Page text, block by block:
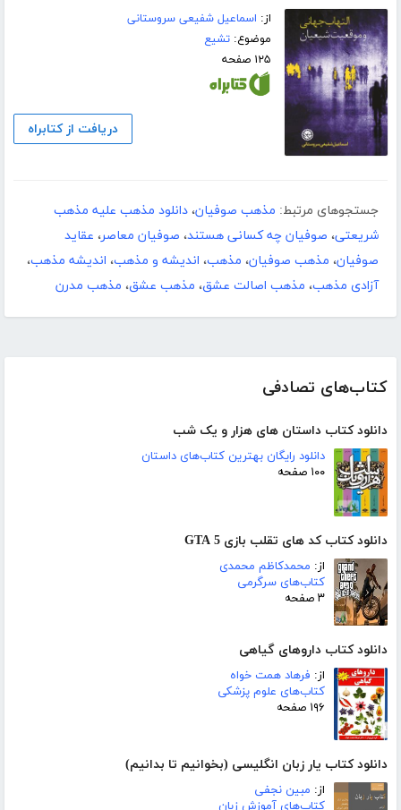
کتاب‌های تصادفی
دانلود کتاب داستان های هزار و یک شب
دانلود رایگان بهترین کتاب‌های داستان
۱۰۰ صفحه
دانلود کتاب کد های تقلب بازی GTA 5
از: محمدکاظم محمدی
کتاب‌های سرگرمی
۳ صفحه
دانلود کتاب داروهای گیاهی
از: فرهاد همت خواه
کتاب‌های علوم پزشکی
۱۹۶ صفحه
دانلود کتاب یار زبان انگلیسی (بخوانیم تا بدانیم)
از: مبین نجفی
کتاب‌های آموزش زبان
از: اسماعیل شفیعی سروستانی
موضوع:تشیع
۱۲۵ صفحه
دریافت از کتابراه
جستجوهای مرتبط: مذهب صوفیان، دانلود مذهب علیه مذهب
شریعتی، صوفیان چه کسانی هستند، صوفیان معاصر، عقاید
صوفیان، مذهب صوفیان، مذهب، اندیشه و مذهب، اندیشه مذهب،
آزادی مذهب، مذهب اصالت عشق، مذهب عشق، مذهب مدرن